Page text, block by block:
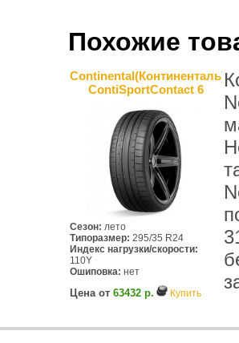
Похожие
Continental(Континенталь)
ContiSportContact 6
Сезон: лето
Типоразмер: 295/35 R24
Индекс нагрузки/скорости:
110Y
Ошиповка: нет
Цена от 63432 р. Купить